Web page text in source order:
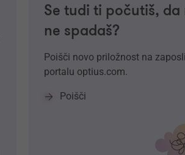
Se tudi ti počutiš, da
ne spadaš?
Poišči novo priložnost na
portalu optius.com.
Poišči